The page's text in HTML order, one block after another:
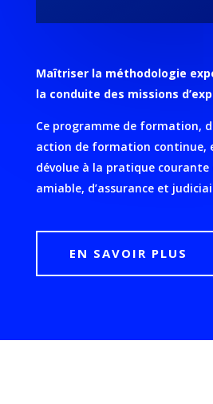
Maîtriser la méthodologie
la conduite des missions
Ce programme de formation,
action de formation continue,
dévolue à la pratique courante
amiable, d’assurance et
EN SAVOIR PLUS